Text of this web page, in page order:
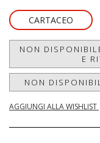
CARTACEO
NON
E
NON
AGGIUNGI ALLA WISHLIST